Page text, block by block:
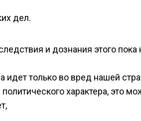
дел.
и дознания этого пока
идет только во вред нашей
характера, это